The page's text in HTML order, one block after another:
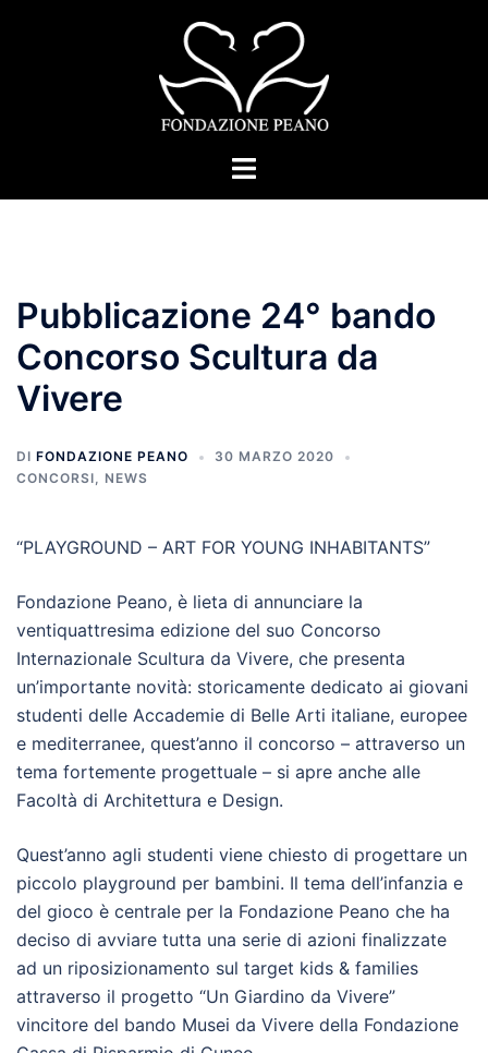
Mostra/Nascondi
Pubblicazione 24° bando
Concorso Scultura da
Vivere
DI FONDAZIONE PEANO
30 MARZO 2020
CONCORSI, NEWS
“PLAYGROUND – ART FOR YOUNG INHABITANTS”
Fondazione Peano, è lieta di annunciare la
ventiquattresima edizione del suo Concorso
Internazionale Scultura da Vivere, che presenta
un’importante novità: storicamente dedicato ai giovani
studenti delle Accademie di Belle Arti italiane, europee
e mediterranee, quest’anno il concorso – attraverso un
tema fortemente progettuale – si apre anche alle
Facoltà di Architettura e Design.
Quest’anno agli studenti viene chiesto di progettare un
piccolo playground per bambini. Il tema dell’infanzia e
del gioco è centrale per la Fondazione Peano che ha
deciso di avviare tutta una serie di azioni finalizzate
ad un riposizionamento sul target kids & families
attraverso il progetto “Un Giardino da Vivere”
vincitore del bando Musei da Vivere della Fondazione